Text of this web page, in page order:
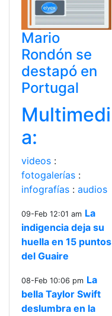
Mario
Rondón se
destapó en
Portugal
Multimedi
a:
videos :
fotogalerías :
infografías : audios
09-Feb 12:01 am La
indigencia deja su
huella en 15 puntos
del Guaire
08-Feb 10:06 pm La
bella Taylor Swift
deslumbra en la